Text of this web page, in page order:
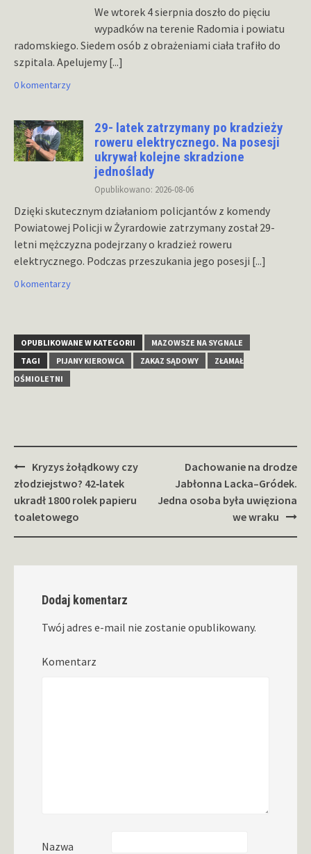
We wtorek 4 sierpnia doszło do pięciu
wypadków na terenie Radomia i powiatu
radomskiego. Siedem osób z obrażeniami ciała trafiło do
szpitala. Apelujemy [...]
0 komentarzy
29- latek zatrzymany po kradzieży
roweru elektrycznego. Na posesji
ukrywał kolejne skradzione
jednoślady
Opublikowano: 2026-08-06
Dzięki skutecznym działaniom policjantów z komendy
Powiatowej Policji w Żyrardowie zatrzymany został 29-
letni mężczyzna podejrzany o kradzież roweru
elektrycznego. Podczas przeszukania jego posesji [...]
0 komentarzy
OPUBLIKOWANE W KATEGORII
MAZOWSZE NA SYGNALE
TAGI
PIJANY KIEROWCA ZAKAZ SĄDOWY
ZŁAMAŁ
OŚMIOLETNI
Zobacz
wpisy
Kryzys żołądkowy czy
złodziejstwo? 42‑latek
ukradł 1800 rolek papieru
toaletowego
Dachowanie na drodze
Jabłonna Lacka–Gródek.
Jedna osoba była uwięziona
we wraku
Dodaj komentarz
Twój adres e-mail nie zostanie opublikowany.
Komentarz
Nazwa